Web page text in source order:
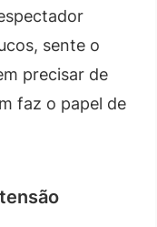
sente o
precisar de
faz o papel de